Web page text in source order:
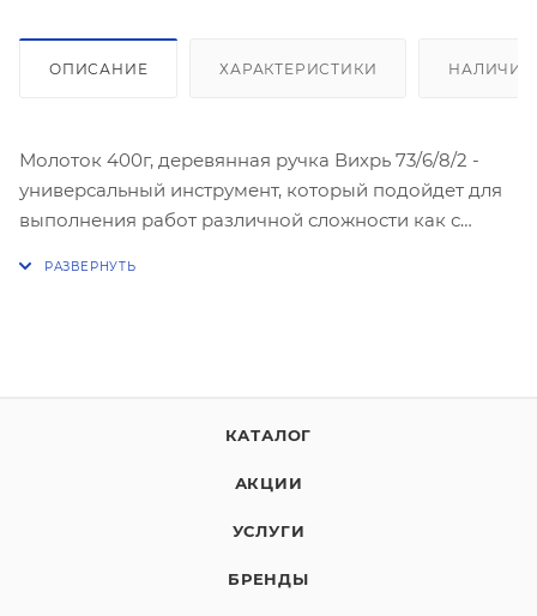
ОПИСАНИЕ ХАРАКТЕРИСТИКИ НАЛИЧИЕ
Молоток 400г, деревянная ручка Вихрь 73/6/8/2 -
универсальный инструмент, который подойдет для
выполнения работ различной сложности как с
КАТАЛОГ
АКЦИИ
УСЛУГИ
БРЕНДЫ